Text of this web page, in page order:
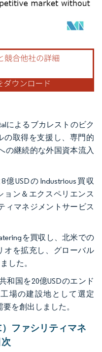
BY 4.0の表示が必要です。
によるブカレストのビク
の取得を支援し、専門的
の継続的な外国資本流入
億USDのIndustrious買収
ョン＆エクスペリエンス
ィマネジメントサービス
を買収し、北米での
オを拡充し、グローバル
した。
和国を20億USDのエンド
場の建設地として選定
を創出しました。
ファシリティマネ